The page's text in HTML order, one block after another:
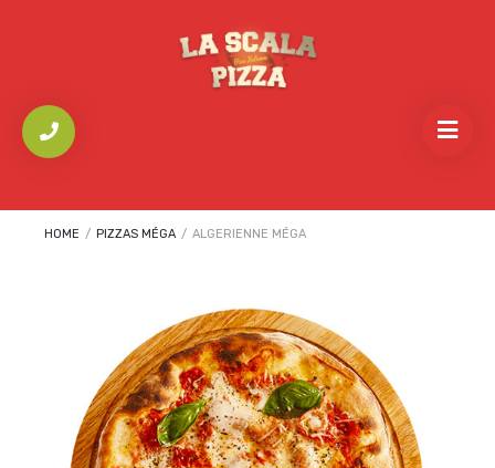
HOME / PIZZAS MÉGA / ALGERIENNE MÉGA